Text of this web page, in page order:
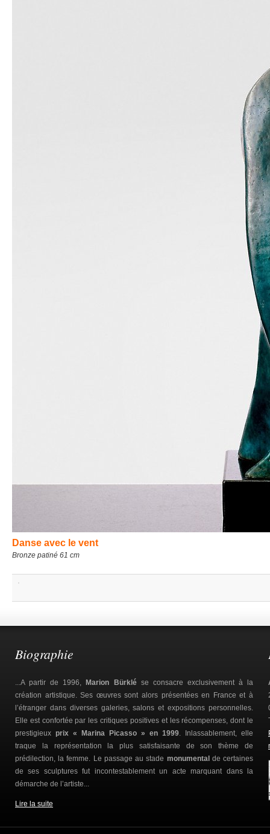
Danse avec le vent
Bronze patiné 61 cm
Biographie
...A partir de 1996, Marion Bürklése consacre exclusivement à la
création artistique. Ses œuvres sont alors présentées en France et à
l’étranger dans diverses galeries, salons et expositions personnelles.
Elle est confortée par les critiques positives et les récompenses, dont le
prestigieux prix « Marina Picasso » en 1999. Inlassablement, elle
traque la représentation la plus satisfaisante de son thème de
prédilection, la femme. Le passage au stade monumental de certaines
de ses sculptures fut incontestablement un acte marquant dans la
démarche de l’artiste...
Lire la suite